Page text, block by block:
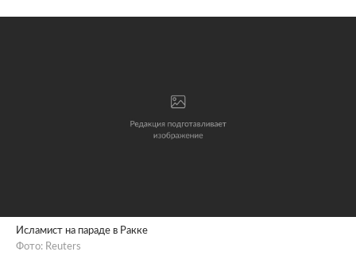
Исламист на параде в Ракке
Фото: Reuters